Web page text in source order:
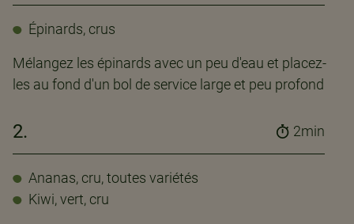
Épinards, crus
Mélangez les épinards avec un peu d'eau et placez-
les au fond d'un bol de service large et peu profond
2. 2min
Ananas, cru, toutes variétés
Kiwi, vert, cru